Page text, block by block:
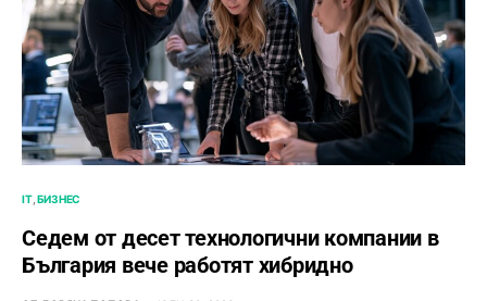
IT БИЗНЕС
Седем от десет технологични компании в
България вече работят хибридно